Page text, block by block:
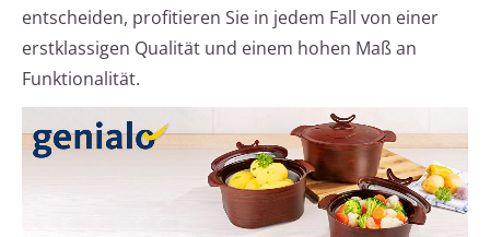
entscheiden, profitieren Sie in jedem Fall von einer
erstklassigen Qualität und einem hohen Maß an
Funktionalität.